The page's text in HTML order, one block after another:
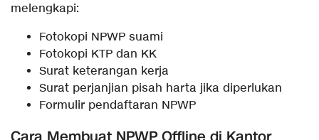
melengkapi:
Fotokopi NPWP suami
Fotokopi KTP dan KK
Surat keterangan kerja
Surat perjanjian pisah harta jika diperlukan
Formulir pendaftaran NPWP